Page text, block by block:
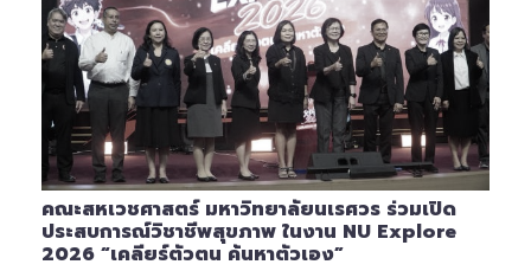
คณะสหเวชศาสตร์ มหาวิทยาลัยนเรศวร ร่วมเปิด
ประสบการณ์วิชาชีพสุขภาพ ในงาน NU Explore
2026 “เคลียร์ตัวตน ค้นหาตัวเอง”